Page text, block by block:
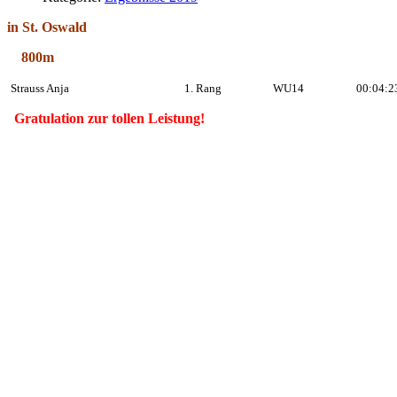
in St. Oswald
800m
Strauss Anja 1. Rang WU14
Gratulation zur tollen Leistung!